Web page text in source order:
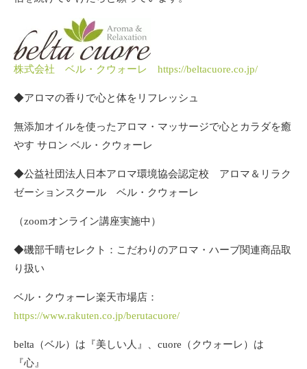
株式会社 ベル・クウォーレ https://beltacuore.co.jp/
◆アロマの香りで心と体をリフレッシュ
無添加オイルを使ったアロマ・マッサージで心とカラダを癒
やす サロン ベル・クウォーレ
◆公益社団法人日本アロマ環境協会認定校 アロマ＆リラク
ゼーションスクール ベル・クウォーレ
（zoomオンライン講座実施中）
◆磯部千晴セレクト：こだわりのアロマ・ハーブ関連商品取
り扱い
ベル・クウォーレ楽天市場店：
https://www.rakuten.co.jp/berutacuore/
belta（ベル）は『美しい人』、cuore（クウォーレ）は
『心』